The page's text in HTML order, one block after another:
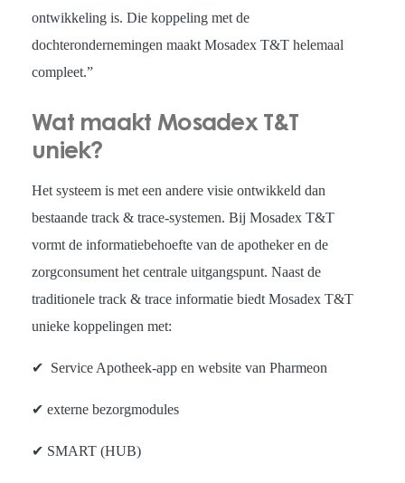
ontwikkeling is. Die koppeling met de
dochterondernemingen maakt Mosadex T&T helemaal
compleet.”
Wat maakt Mosadex T&T
uniek?
Het systeem is met een andere visie ontwikkeld dan
bestaande track & trace-systemen. Bij Mosadex T&T
vormt de informatiebehoefte van de apotheker en de
zorgconsument het centrale uitgangspunt. Naast de
traditionele track & trace informatie biedt Mosadex T&T
unieke koppelingen met:
✔ Service Apotheek-app en website van Pharmeon
✔ externe bezorgmodules
✔ SMART (HUB)